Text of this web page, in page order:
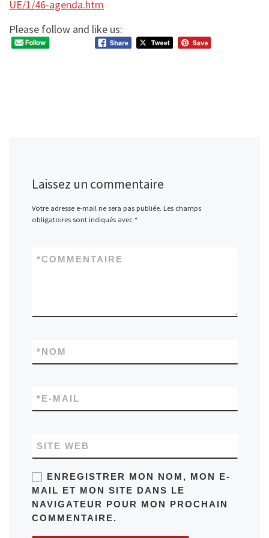
UE/1/46-agenda.htm
Please follow and like us:
Laissez un commentaire
Votre adresse e-mail ne sera pas publiée. Les champs
obligatoires sont indiqués avec *
COMMENTAIRE
*
NOM
*
E-MAIL
*
SITE WEB
ENREGISTRER MON NOM, MON E-
MAIL ET MON SITE DANS LE
NAVIGATEUR POUR MON PROCHAIN
COMMENTAIRE.